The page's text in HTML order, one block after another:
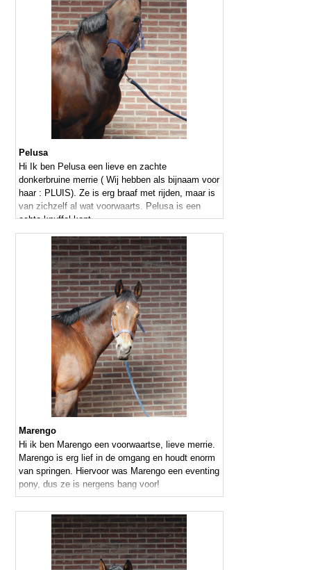
Pelusa
Hi Ik ben Pelusa een lieve en zachte
donkerbruine merrie ( Wij hebben als bijnaam voor
haar : PLUIS). Ze is erg braaf met rijden, maar is
van zichzelf al wat voorwaarts. Pelusa is een
echte knuffel kont.
Marengo
Hi ik ben Marengo een voorwaartse, lieve merrie.
Marengo is erg lief in de omgang en houdt enorm
van springen. Hiervoor was Marengo een eventing
pony, dus ze is nergens bang voor!